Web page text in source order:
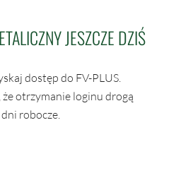
JESZCZE DZIŚ
dostęp do FV-PLUS.
otrzymanie loginu drogą
robocze.